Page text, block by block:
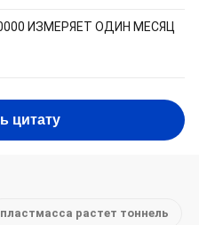
ИЗМЕРЯЕТ ОДИН МЕСЯЦ
цитату
пластмасса растет тоннель